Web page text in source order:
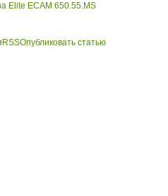
Elite ECAM 650.55.MS
RSSОпубликовать статью